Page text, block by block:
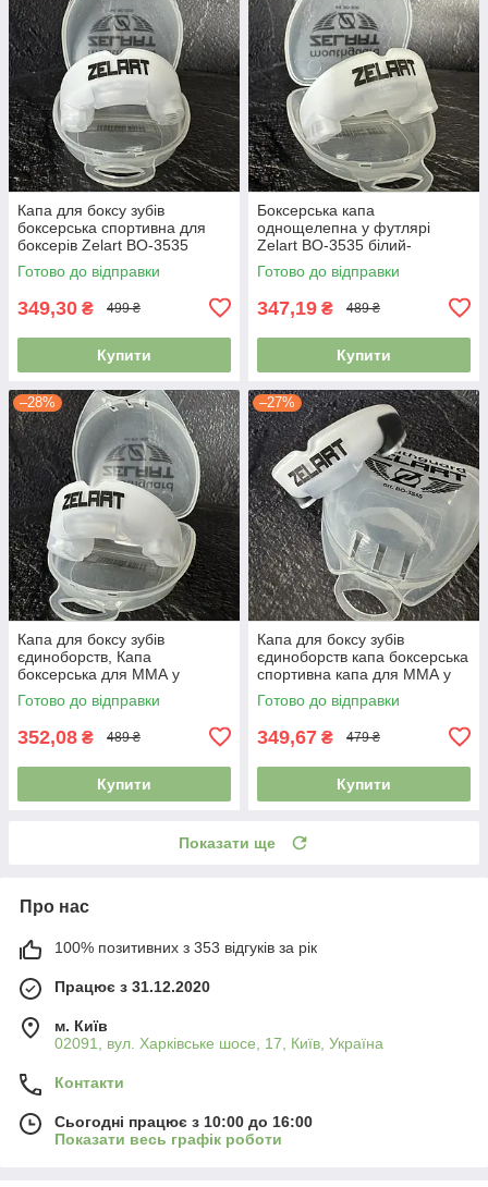
Капа для боксу зубів
боксерська спортивна для
боксерів Zelart BO-3535
білий-прозорий
Готово до відправки
349,30 ₴ 499 ₴
Купити
Боксерська капа
однощелепна у футлярі
Zelart BO-3535 білий-
прозорий
Готово до відправки
347,19 ₴ 489 ₴
Купити
–28%
Капа для боксу зубів
єдиноборств, Капа
боксерська для ММА у
футлярі Zelart BO-3535
білий-прозорий
Готово до відправки
352,08 ₴ 489 ₴
Купити
–27%
Капа для боксу зубів
єдиноборств капа боксерська
спортивна капа для ММА у
футлярі Zelart BO-3535
білий-чорний
Готово до відправки
349,67 ₴ 479 ₴
Купити
Показати ще
Про нас
100% позитивних з 353 відгуків за рік
Працює з 31.12.2020
м. Київ
02091, вул. Харківське шосе, 17, Київ, Україна
Контакти
Сьогодні працює з 10:00 до 16:00
Показати весь графік роботи